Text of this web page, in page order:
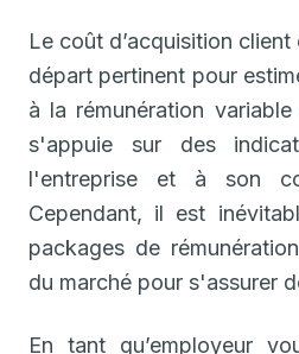
Le coût d’acquisition
départ pertinent pour
à la rémunération
s'appuie sur des
l'entreprise et à son
Cependant, il est
packages de
du marché pour s'assurer
En tant qu’employeur